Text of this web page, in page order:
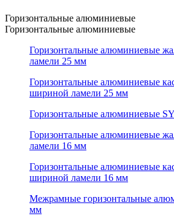
Горизонтальные алюминиевые
Горизонтальные алюминиевые
Горизонтальные алюминиевые
ламели 25 мм
Горизонтальные алюминиевые
шириной ламели 25 мм
Горизонтальные алюминиевые
Горизонтальные алюминиевые
ламели 16 мм
Горизонтальные алюминиевые
шириной ламели 16 мм
Межрамные горизонтальные
мм